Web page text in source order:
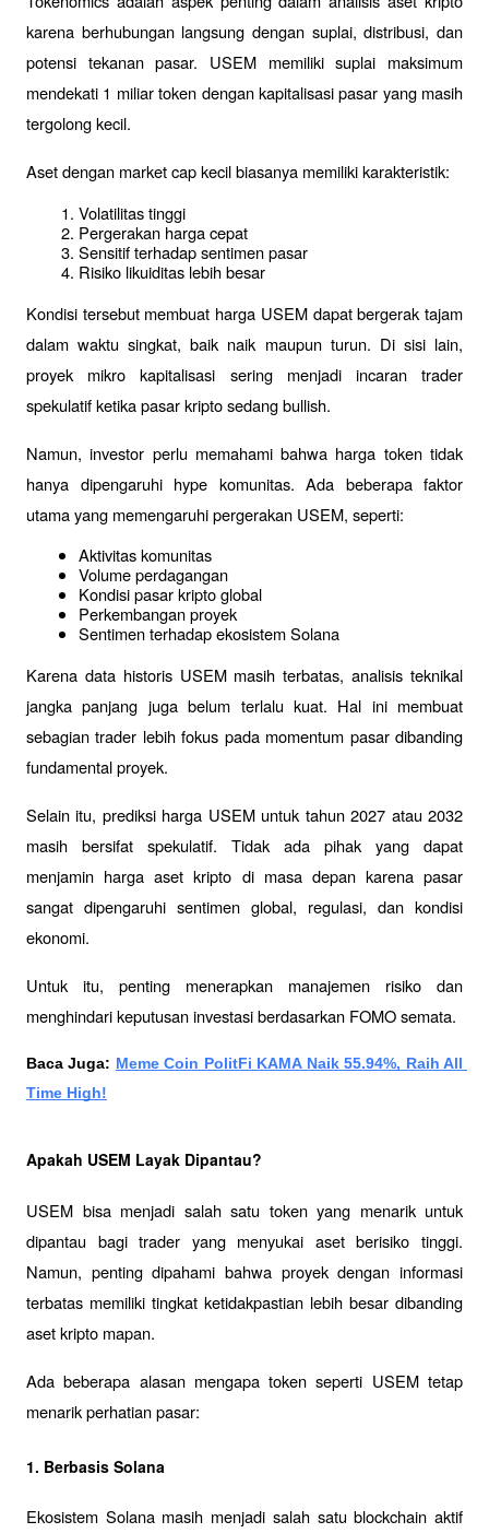
karena berhubungan langsung dengan suplai, distribusi, dan
potensi tekanan pasar. USEM memiliki suplai maksimum
mendekati 1 miliar token dengan kapitalisasi pasar yang masih
tergolong kecil.
Aset dengan market cap kecil biasanya memiliki karakteristik:
Volatilitas tinggi
Pergerakan harga cepat
Sensitif terhadap sentimen pasar
Risiko likuiditas lebih besar
Kondisi tersebut membuat harga USEM dapat bergerak tajam
dalam waktu singkat, baik naik maupun turun. Di sisi lain,
proyek mikro kapitalisasi sering menjadi incaran trader
spekulatif ketika pasar kripto sedang bullish.
Namun, investor perlu memahami bahwa harga token tidak
hanya dipengaruhi hype komunitas. Ada beberapa faktor
utama yang memengaruhi pergerakan USEM, seperti:
Aktivitas komunitas
Volume perdagangan
Kondisi pasar kripto global
Perkembangan proyek
Sentimen terhadap ekosistem Solana
Karena data historis USEM masih terbatas, analisis teknikal
jangka panjang juga belum terlalu kuat. Hal ini membuat
sebagian trader lebih fokus pada momentum pasar dibanding
fundamental proyek.
Selain itu, prediksi harga USEM untuk tahun 2027 atau 2032
masih bersifat spekulatif. Tidak ada pihak yang dapat
menjamin harga aset kripto di masa depan karena pasar
sangat dipengaruhi sentimen global, regulasi, dan kondisi
ekonomi.
Untuk itu, penting menerapkan manajemen risiko dan
menghindari keputusan investasi berdasarkan FOMO semata.
Baca Juga: Meme Coin PolitFi KAMA Naik 55.94%, Raih All
Time High!
Apakah USEM Layak Dipantau?
USEM bisa menjadi salah satu token yang menarik untuk
dipantau bagi trader yang menyukai aset berisiko tinggi.
Namun, penting dipahami bahwa proyek dengan informasi
terbatas memiliki tingkat ketidakpastian lebih besar dibanding
aset kripto mapan.
Ada beberapa alasan mengapa token seperti USEM tetap
menarik perhatian pasar:
1. Berbasis Solana
Ekosistem Solana masih menjadi salah satu blockchain aktif